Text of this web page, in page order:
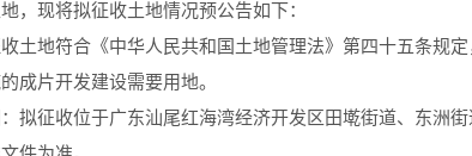
，现将拟征收土地情况预公告如下：
地符合《中华人民共和国土地管理法》第四十五条规定
成片开发建设需要用地。
征收位于广东汕尾红海湾经济开发区田墘街道、东洲街